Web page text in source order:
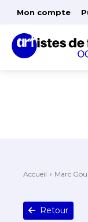
Mon compte
Accueil Marc
Retour